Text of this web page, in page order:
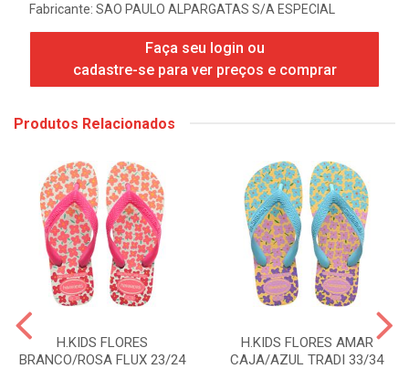
Fabricante: SAO PAULO ALPARGATAS S/A ESPECIAL
Faça seu login ou
cadastre-se para ver preços e comprar
Produtos Relacionados
H.KIDS FLORES
BRANCO/ROSA FLUX 23/24
H.KIDS FLORES AMAR
CAJA/AZUL TRADI 33/34